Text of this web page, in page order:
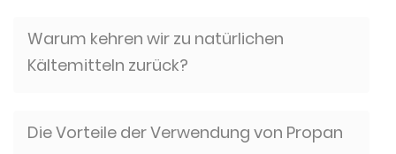
Warum kehren wir zu natürlichen
Kältemitteln zurück?
Die Vorteile der Verwendung von Propan